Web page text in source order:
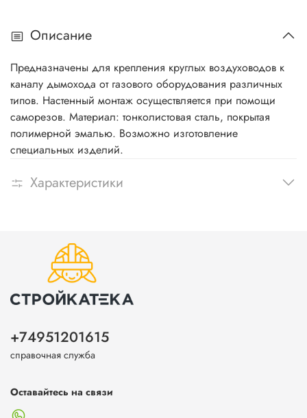
Описание
Предназначены для крепления круглых воздуховодов к
каналу дымохода от газового оборудования различных
типов. Настенный монтаж осуществляется при помощи
саморезов. Материал: тонколистовая сталь, покрытая
полимерной эмалью. Возможно изготовление
специальных изделий.
Характеристики
+74951201615
справочная служба
Оставайтесь на связи